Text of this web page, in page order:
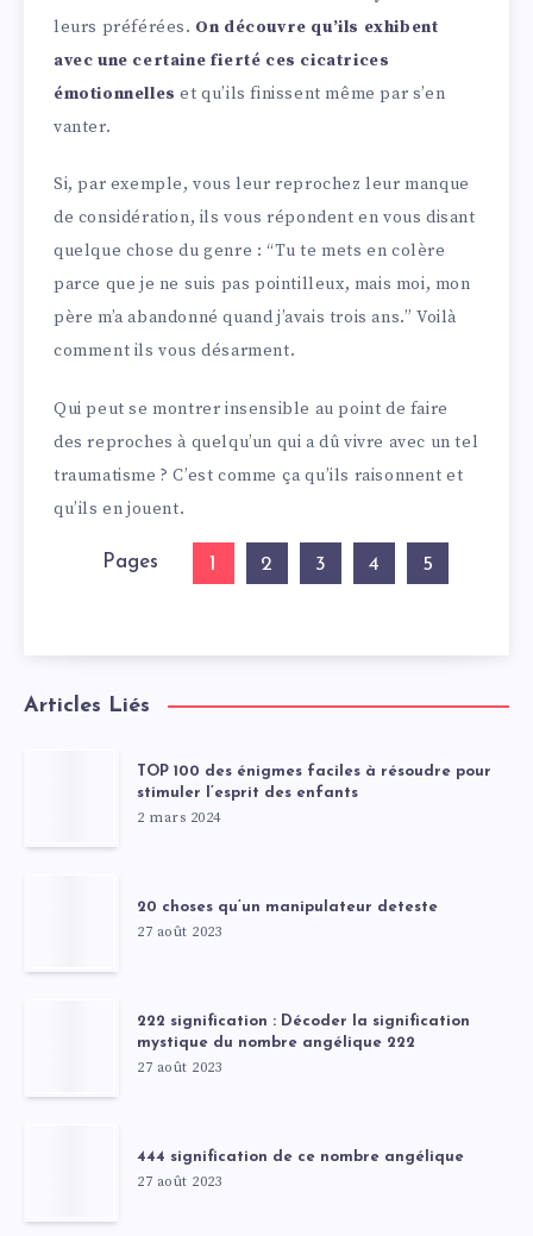
leurs préférées. On découvre qu’ils exhibent
avec une certaine fierté ces cicatrices
émotionnelles et qu’ils finissent même par s’en
vanter.
Si, par exemple, vous leur reprochez leur manque
de considération, ils vous répondent en vous disant
quelque chose du genre : “Tu te mets en colère
parce que je ne suis pas pointilleux, mais moi, mon
père m’a abandonné quand j’avais trois ans.” Voilà
comment ils vous désarment.
Qui peut se montrer insensible au point de faire
des reproches à quelqu’un qui a dû vivre avec un tel
traumatisme ? C’est comme ça qu’ils raisonnent et
qu’ils en jouent.
Pages 1 2 3 4 5
Articles Liés
TOP 100 des énigmes faciles à résoudre pour
stimuler l’esprit des enfants
2 mars 2024
20 choses qu’un manipulateur deteste
27 août 2023
222 signification : Décoder la signification
mystique du nombre angélique 222
27 août 2023
444 signification de ce nombre angélique
27 août 2023